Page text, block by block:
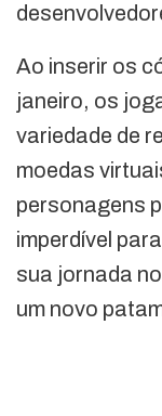
Ao inserir os
janeiro, os
variedade de
moedas
personagens
imperdível
sua jornada
um novo